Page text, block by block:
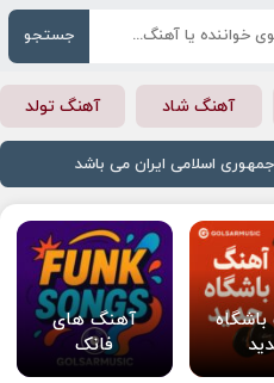
جستجو
آهنگ شاد آهنگ تولد
اسلامی ایران می باشد
آهنگ های
فانک